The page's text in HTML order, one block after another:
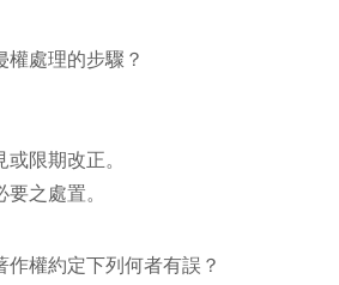
權處理的步驟？
限期改正。
之處置。
作權約定下列何者有誤？